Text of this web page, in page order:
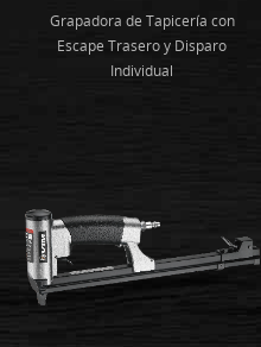
Grapadora de Tapicería con
Escape Trasero y Disparo
Individual